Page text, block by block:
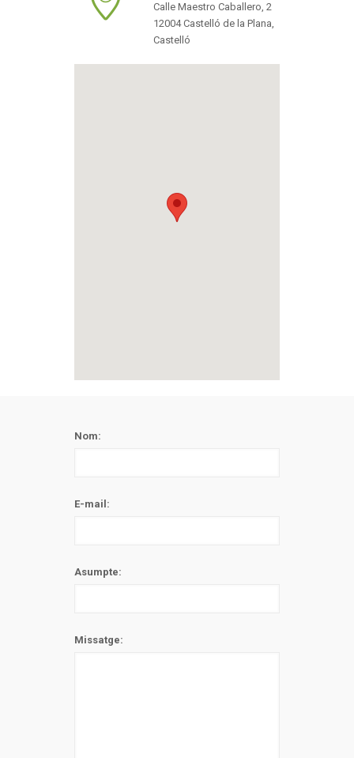
Calle Maestro Caballero, 2
12004 Castelló de la Plana,
Castelló
Nom:
E-mail:
Asumpte:
Missatge: